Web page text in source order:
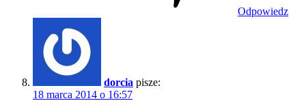
Odpowiedz
dorcia pisze:
18 marca 2014 o 16:57